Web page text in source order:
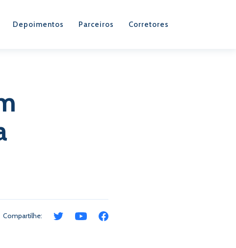
Depoimentos Parceiros Corretores
Compartilhe: